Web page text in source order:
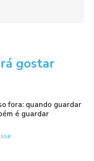
gostar
fora: quando guardar
é guardar